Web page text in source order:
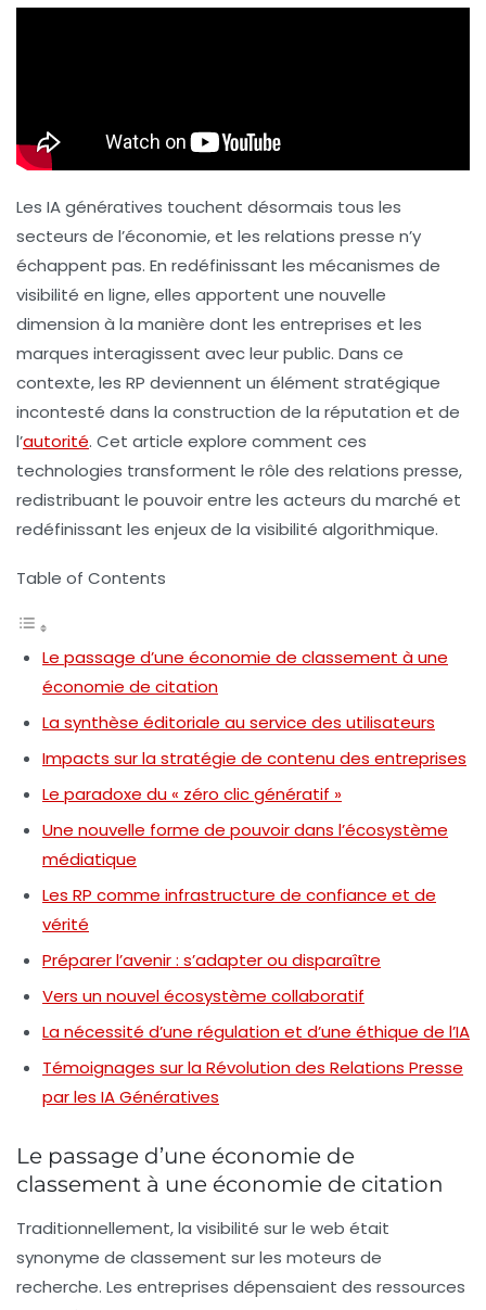
Les IA génératives touchent désormais tous les
secteurs de l’économie, et les relations presse n’y
échappent pas. En redéfinissant les mécanismes de
visibilité en ligne, elles apportent une nouvelle
dimension à la manière dont les entreprises et les
marques interagissent avec leur public. Dans ce
contexte, les RP deviennent un élément stratégique
incontesté dans la construction de la réputation et de
l’autorité. Cet article explore comment ces
technologies transforment le rôle des relations presse,
redistribuant le pouvoir entre les acteurs du marché et
redéfinissant les enjeux de la visibilité algorithmique.
Table of Contents
Le passage d’une économie de classement à une
économie de citation
La synthèse éditoriale au service des utilisateurs
Impacts sur la stratégie de contenu des entreprises
Le paradoxe du « zéro clic génératif »
Une nouvelle forme de pouvoir dans l’écosystème
médiatique
Les RP comme infrastructure de confiance et de
vérité
Préparer l’avenir : s’adapter ou disparaître
Vers un nouvel écosystème collaboratif
La nécessité d’une régulation et d’une éthique de l’IA
Témoignages sur la Révolution des Relations Presse
par les IA Génératives
Le passage d’une économie de
classement à une économie de citation
Traditionnellement, la visibilité sur le web était
synonyme de classement sur les moteurs de
recherche. Les entreprises dépensaient des ressources